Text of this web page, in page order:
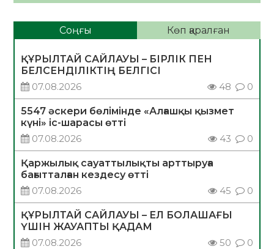
Соңғы Көп қаралған
ҚҰРЫЛТАЙ САЙЛАУЫ – БІРЛІК ПЕН
БЕЛСЕНДІЛІКТІҢ БЕЛГІСІ
07.08.2026
48 0
5547 әскери бөлімінде «Алғашқы қызмет
күні» іс-шарасы өтті
07.08.2026
43 0
Қаржылық сауаттылықты арттыруға
бағытталған кездесу өтті
07.08.2026
45 0
ҚҰРЫЛТАЙ САЙЛАУЫ – ЕЛ БОЛАШАҒЫ
ҮШІН ЖАУАПТЫ ҚАДАМ
07.08.2026
50 0